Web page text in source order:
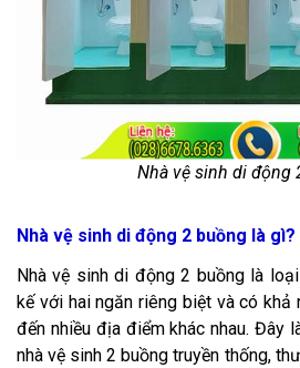
Nhà vệ sinh di động
Nhà vệ sinh di động 2 buồng là gì?
Nhà vệ sinh di động 2 buồng là
kế với hai ngăn riêng biệt và có khả
đến nhiều địa điểm khác nhau. Đây
nhà vệ sinh 2 buồng truyền thống,